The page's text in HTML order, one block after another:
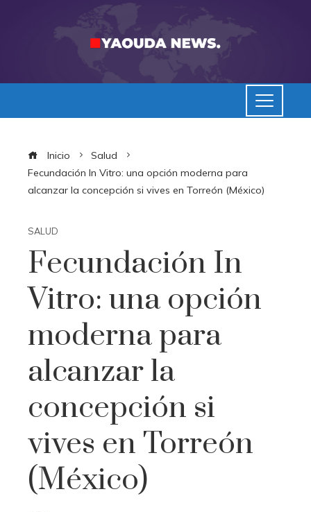
Inicio
Salud
Fecundación In Vitro: una opción moderna para
alcanzar la concepción si vives en Torreón (México)
SALUD
Fecundación In
Vitro: una opción
moderna para
alcanzar la
concepción si
vives en Torreón
(México)